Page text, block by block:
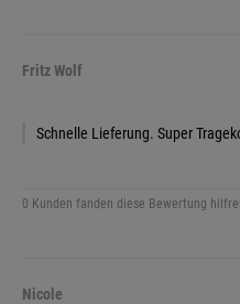
Fritz Wolf
Schnelle Lieferung. Super
0 Kunden fanden diese Bewertung
Nicole